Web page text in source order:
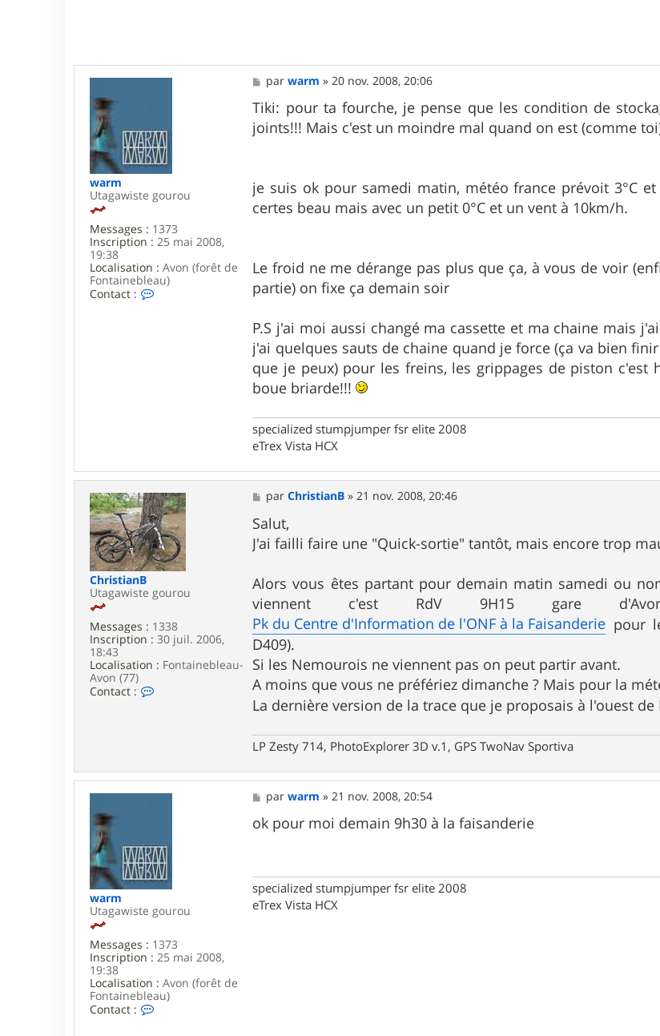
a
n
B
warm
Utagawiste gourou
Messages : 1373
Inscription : 25 mai 2008,
19:38
Localisation : Avon (forêt de
Fontainebleau)
Contact :
M
e
s
s
a
parwarm » 20 nov. 2008, 20:06
Tiki: pour ta fourche, je pense que les condition de
joints!!! Mais c'est un moindre mal quand on est (comme
je suis ok pour samedi matin, météo france prévoit 3°C
certes beau mais avec un petit 0°C et un vent à 10km/h.
Le froid ne me dérange pas plus que ça, à vous de voir
partie) on fixe ça demain soir
P.S j'ai moi aussi changé ma cassette et ma chaine mais
j'ai quelques sauts de chaine quand je force (ça va bien
que je peux) pour les freins, les grippages de piston c'est
boue briarde!!!
specialized stumpjumper fsr elite 2008
eTrex Vista HCX
ChristianB
Utagawiste gourou
Messages : 1338
Inscription : 30 juil. 2006,
18:43
Localisation : Fontainebleau-
Avon (77)
Contact :
e
r
i
s
t
i
n
B
M
e
s
s
a
parChristianB »21 nov. 2008, 20:46
Salut,
J'ai failli faire une "Quick-sortie" tantôt, mais encore trop
Alors vous êtes partant pour demain matin samedi ou
viennent c'est RdV 9H15 gare
Pk du Centre d'Information de l'ONF à la Faisanderie pour
D409).
Si les Nemourois ne viennent pas on peut partir avant.
A moins que vous ne préfériez dimanche ? Mais pour la
La dernière version de la trace que je proposais à l'ouest de
LP Zesty 714, PhotoExplorer 3D v.1, GPS TwoNav Sportiva
warm
Utagawiste gourou
Messages : 1373
Inscription : 25 mai 2008,
19:38
Localisation : Avon (forêt de
Fontainebleau)
Contact :
M
e
s
s
parwarm »21 nov. 2008, 20:54
ok pour moi demain 9h30 à la faisanderie
specialized stumpjumper fsr elite 2008
eTrex Vista HCX